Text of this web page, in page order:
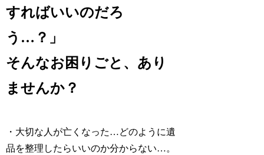
すればいいのだろ
う…？」
そんなお困りごと、あり
ませんか？
・大切な人が亡くなった…どのように遺
品を整理したらいいのか分からない…。